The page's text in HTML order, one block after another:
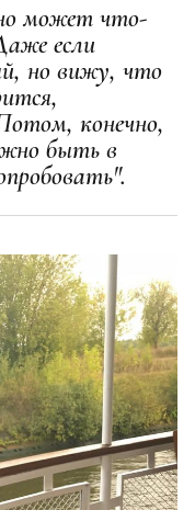
может что-
если
но вижу, что
конечно,
быть в